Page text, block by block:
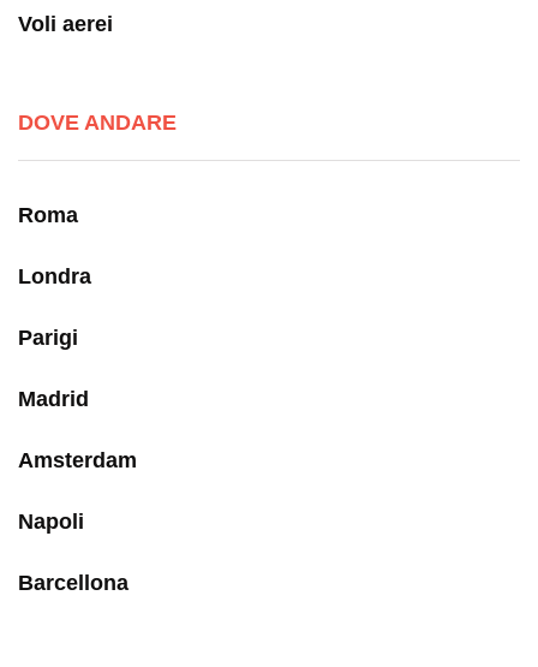
Voli aerei
DOVE ANDARE
Roma
Londra
Parigi
Madrid
Amsterdam
Napoli
Barcellona